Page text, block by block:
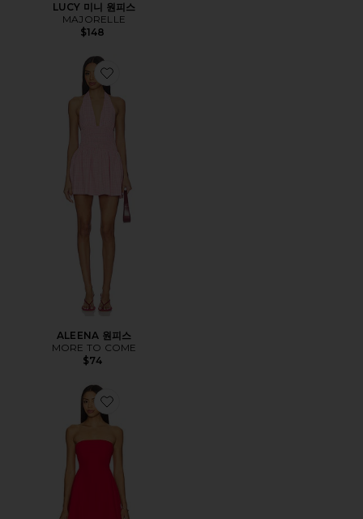
LUCY 미니 원피스
MAJORELLE
$148
Favorite ALEENA 원피스
ALEENA 원피스
MORE TO COME
$74
Favorite VALLIE 원피스